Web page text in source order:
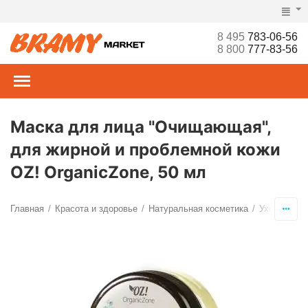
8 495783-06-56
8 800777-83-56
Маска для лица "Очищающая",
для жирной и проблемной кожи
OZ! OrganicZone, 50 мл
Главная / Красота и здоровье / Натуральная косметика / Уход за